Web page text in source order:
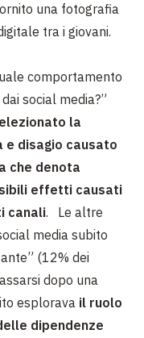
una fotografia
tra i giovani.
comportamento
social media?”
la
e disagio causato
che denota
effetti causati
canali. Le altre
media subito
(12% dei
dopo una
esplorava il ruolo
dipendenze